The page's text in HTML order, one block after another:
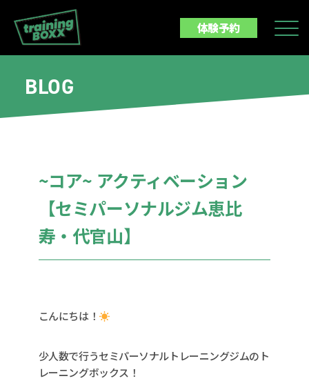
体験予約
BLOG
~コア~ アクティベーション
【セミパーソナルジム恵比
寿・代官山】
こんにちは！
少人数で行うセミパーソナルトレーニングジムのト
レーニングボックス！